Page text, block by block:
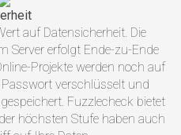
auf Datensicherheit. Die
Server erfolgt Ende-zu-Ende
Projekte werden noch auf
verschlüsselt und
Fuzzlecheck bietet
höchsten Stufe haben auch